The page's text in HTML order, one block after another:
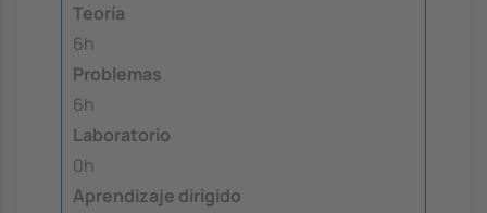
Teoría
6h
Problemas
6h
Laboratorio
0h
Aprendizaje dirigido